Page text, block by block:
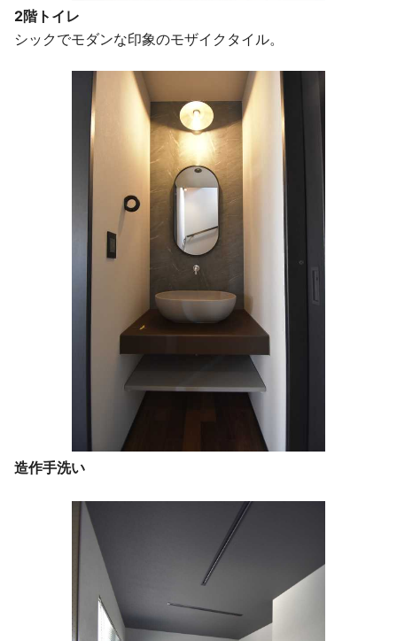
2階トイレ
シックでモダンな印象のモザイクタイル。
造作手洗い